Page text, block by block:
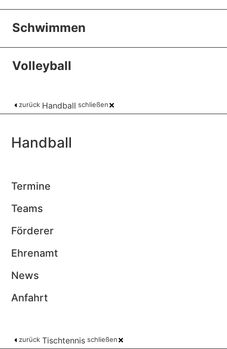
Schwimmen
Volleyball
zurück Handball schließen
Handball
Termine
Teams
Förderer
Ehrenamt
News
Anfahrt
zurück Tischtennis schließen